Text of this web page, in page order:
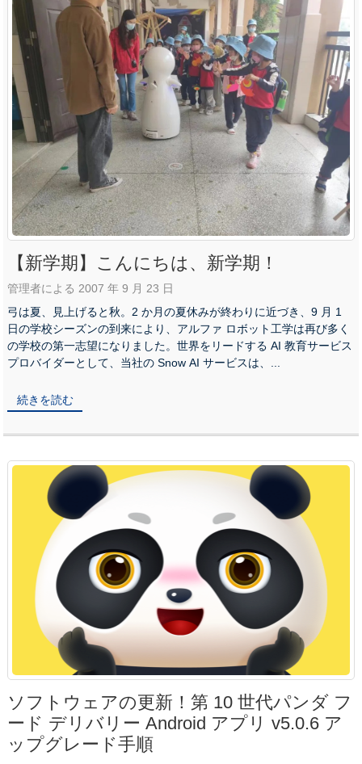
【新学期】こんにちは、新学期！
管理者による 2007 年 9 月 23 日
弓は夏、見上げると秋。2 か月の夏休みが終わりに近づき、9 月 1
日の学校シーズンの到来により、アルファ ロボット工学は再び多く
の学校の第一志望になりました。世界をリードする AI 教育サービス
プロバイダーとして、当社の Snow AI サービスは、...
続きを読む
ソフトウェアの更新！第 10 世代パンダ フ
ード デリバリー Android アプリ v5.0.6 ア
ップグレード手順